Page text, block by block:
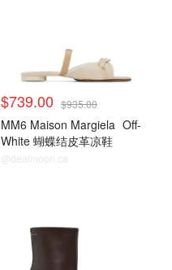
$739.00 $935.00
MM6 Maison Margiela Off-
White 蝴蝶结皮革凉鞋
@dealmoon.ca